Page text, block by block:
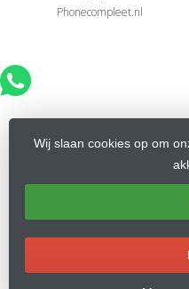
Wij slaan cookies op om
Phonecompleet.nl